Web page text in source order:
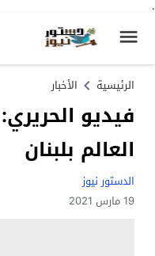
.
الرئيسية الأخبار
فيديو
العالم بلبنان
الدستور نيوز
19 مارس 2021